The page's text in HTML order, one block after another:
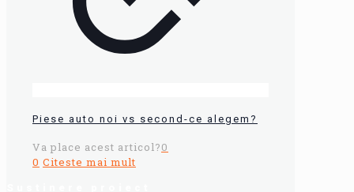
Piese auto noi vs second-ce alegem?
Va place acest articol?0
0 Citeste mai mult